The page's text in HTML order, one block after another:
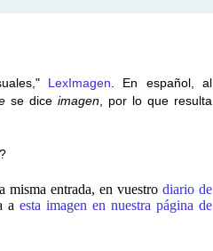
LexImagen . En español, al
se diceimagen , por lo que resulta
misma entrada, en vuestro diario de
a esta imagen en nuestra página de